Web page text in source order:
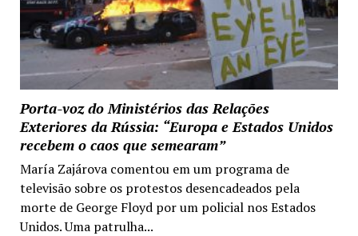
Porta-voz do Ministérios das Relações
Exteriores da Rússia: “Europa e Estados Unidos
recebem o caos que semearam”
María Zajárova comentou em um programa de
televisão sobre os protestos desencadeados pela
morte de George Floyd por um policial nos Estados
Unidos. Uma patrulha...